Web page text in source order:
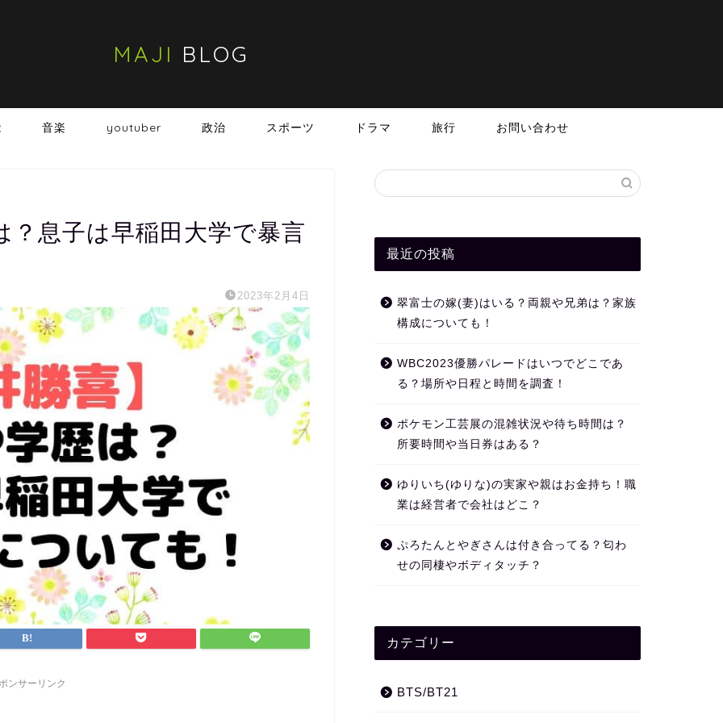
MAJI BLOG
音楽 youtuber 政治 スポーツ ドラマ 旅行 お問い合わせ
？息子は早稲田大学で暴言
2023年2月4日
ンサーリンク
最近の投稿
翠富士の嫁(妻)はいる？両親や兄弟は？家族
構成についても！
WBC2023優勝パレードはいつでどこであ
る？場所や日程と時間を調査！
ポケモン工芸展の混雑状況や待ち時間は？
所要時間や当日券はある？
ゆりいち(ゆりな)の実家や親はお金持ち！職
業は経営者で会社はどこ？
ぷろたんとやぎさんは付き合ってる？匂わ
せの同棲やボディタッチ？
カテゴリー
BTS/BT21